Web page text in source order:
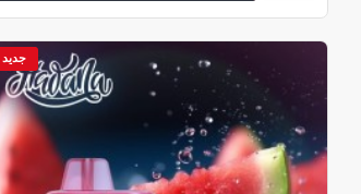
جديد